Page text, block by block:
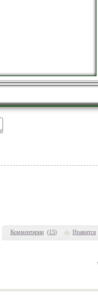
Комментарии (15) Нравится